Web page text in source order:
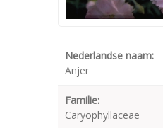
Nederlandse naam:
Anjer
Familie:
Caryophyllaceae